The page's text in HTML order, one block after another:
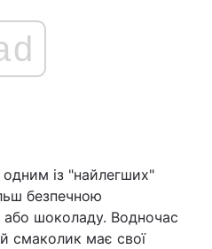
із "найлегших"
безпечною
шоколаду. Водночас
смаколик має свої